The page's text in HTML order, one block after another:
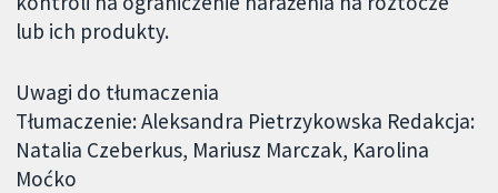
lub ich produkty.
Uwagi do tłumaczenia
Tłumaczenie: Aleksandra Pietrzykowska Redakcja:
Natalia Czeberkus, Mariusz Marczak, Karolina
Moćko